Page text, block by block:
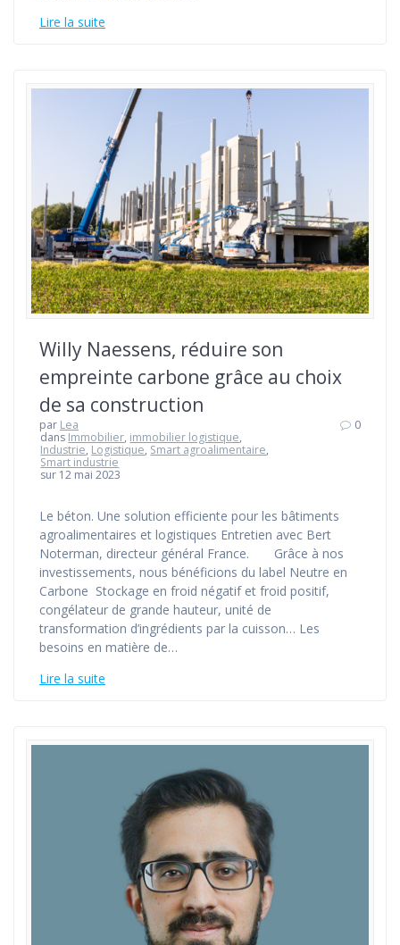
Lire la suite
Willy Naessens, réduire son
empreinte carbone grâce au choix
de sa construction
par Lea
dans Immobilier, immobilier logistique,
Industrie, Logistique, Smart agroalimentaire,
Smart industrie
sur 12 mai 2023
0
Le béton. Une solution efficiente pour les bâtiments
agroalimentaires et logistiques Entretien avec Bert
Noterman, directeur général France. Grâce à nos
investissements, nous bénéficions du label Neutre en
Carbone Stockage en froid négatif et froid positif,
congélateur de grande hauteur, unité de
transformation d’ingrédients par la cuisson… Les
besoins en matière de…
Lire la suite